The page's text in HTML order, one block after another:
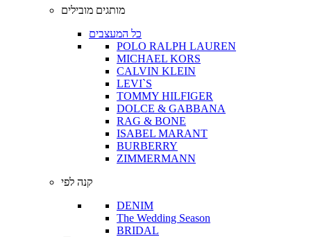
מותגים מובילים
כל המעצבים
POLO RALPH LAUREN
MICHAEL KORS
CALVIN KLEIN
LEVI`S
TOMMY HILFIGER
DOLCE & GABBANA
RAG & BONE
ISABEL MARANT
BURBERRY
ZIMMERMANN
קנה לפי
DENIM
The Wedding Season
BRIDAL